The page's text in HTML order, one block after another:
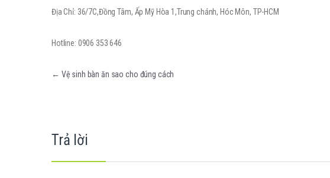
Địa Chỉ: 36/7C,Đồng Tâm, Ấp Mỹ Hòa 1,Trung chánh, Hóc Môn, TP-HCM
Hotline: 0906 353 646
Điều hướng bài viết
← Vệ sinh bàn ăn sao cho đúng cách
Trả lời